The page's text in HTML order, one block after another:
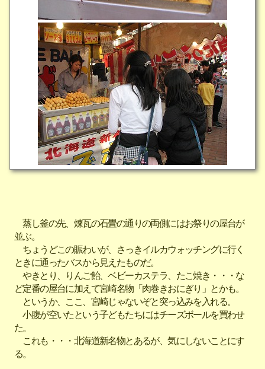
蒸し釜の先、煉瓦の石畳の通りの両側にはお祭りの屋台が
並ぶ。
ちょうどこの賑わいが、さっきイルカウォッチングに行く
ときに通ったバスから見えたものだ。
やきとり、りんご飴、ベビーカステラ、たこ焼き・・・な
ど定番の屋台に加えて宮崎名物「肉巻きおにぎり」とかも。
というか、ここ、宮崎じゃないぞと突っ込みを入れる。
小腹が空いたという子どもたちにはチーズボールを買わせ
た。
これも・・・北海道新名物とあるが、気にしないことにす
る。